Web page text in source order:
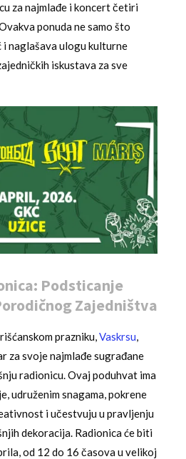
za najmlađe i koncert četiri
ponuda ne samo što
i naglašava ulogu kulturne
iskustava za sve
Podsticanje
Zajedništva
prazniku,Vaskrsu,
za svoje najmlađe sugrađane
radionicu. Ovaj poduhvat ima
udruženim snagama, pokrene
i učestvuju u pravljenju
dekoracija. Radionica će biti
od 12 do 16 časova u velikoj